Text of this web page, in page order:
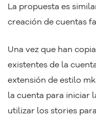
La propuesta es
creación de cuentas
Una vez que han
existentes de la
extensión de estilo
la cuenta para iniciar
utilizar los stories